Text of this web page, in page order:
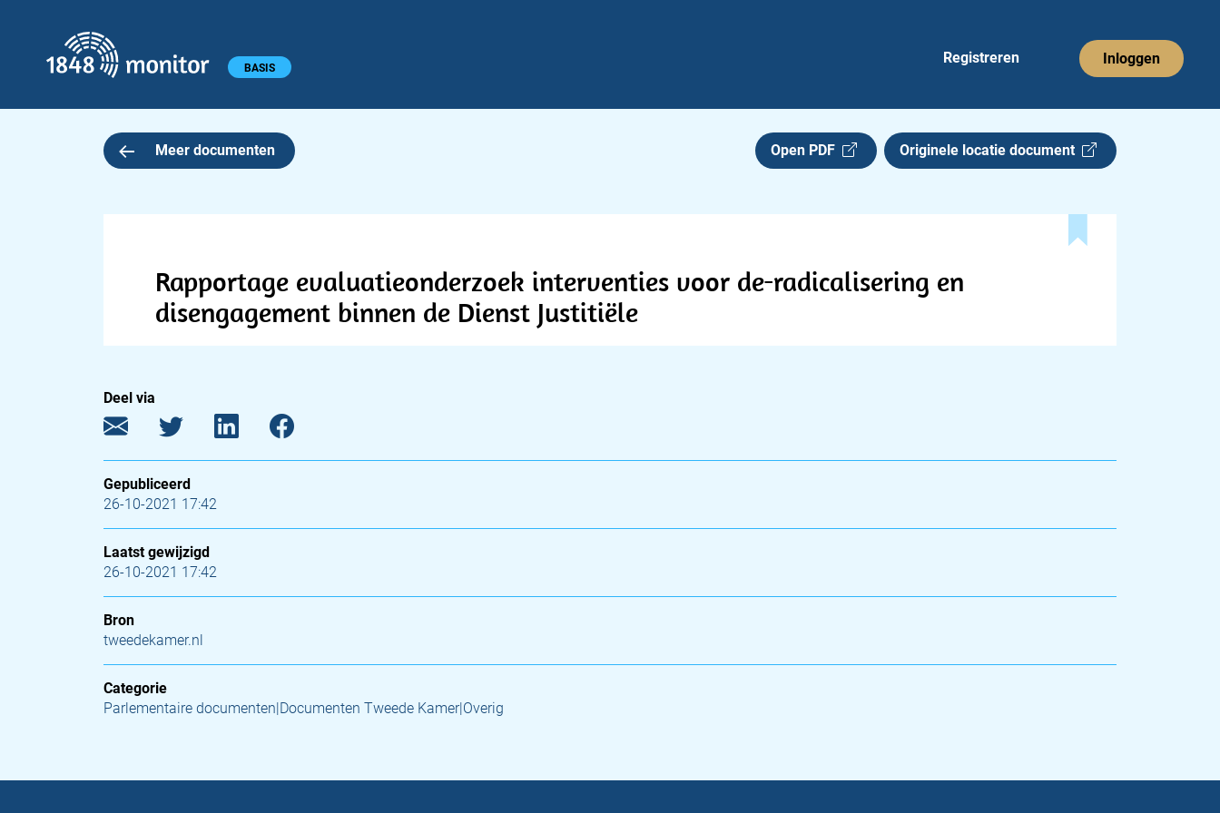
Hoofdmenu BASIS
Registreren Inloggen
Meer documenten Open PDF Originele locatie document
Rapportage evaluatieonderzoek interventies voor de-radicalisering en
disengagement binnen de Dienst Justitiële
Deel via
Gepubliceerd
26-10-2021 17:42
Laatst gewijzigd
26-10-2021 17:42
Bron
tweedekamer.nl
Categorie
Parlementaire documenten|Documenten Tweede Kamer|Overig